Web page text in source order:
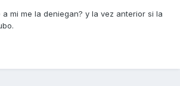
mi me la deniegan? y la vez anterior si la